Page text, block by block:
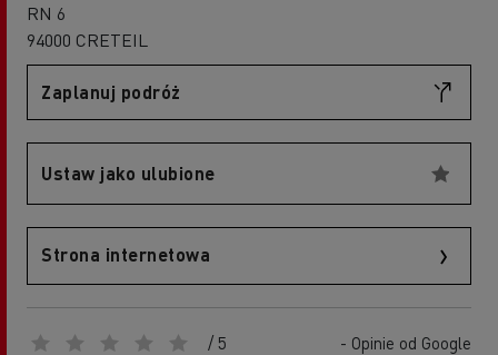
RN 6
94000 CRETEIL
Zaplanuj podróż
Ustaw jako ulubione
Strona internetowa
/ 5 - Opinie od Google